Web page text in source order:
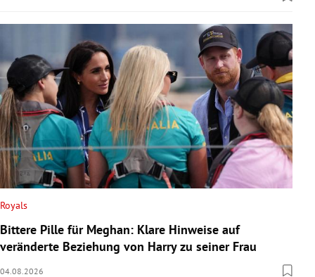
Royals
Bittere Pille für Meghan: Klare Hinweise auf
veränderte Beziehung von Harry zu seiner Frau
04.08.2026